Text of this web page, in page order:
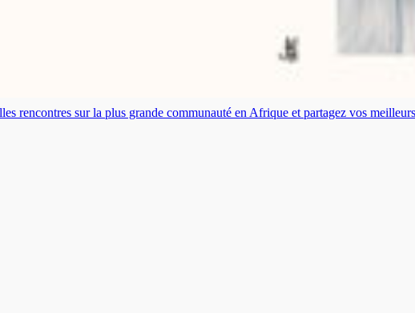
rencontres sur la plus grande communauté en Afrique et partagez vos